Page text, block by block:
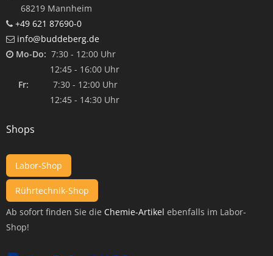
68219 Mannheim
+49 621 87690-0
info@buddeberg.de
Mo-Do: 7:30 - 12:00 Uhr
12:45 - 16:00 Uhr
Fr: 7:30 - 12:00 Uhr
12:45 - 14:30 Uhr
Shops
Labor-Shop
Rührtechnik-Shop
Ab sofort finden Sie die Chemie-Artikel ebenfalls im Labor-
Shop!